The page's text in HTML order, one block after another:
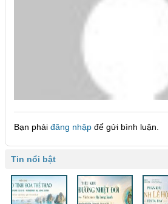
Tháng 12 12, 2020 at 8:32 chiều
0977083999
KHU NÀY BSO GIO CÓ SAN PHẨM
Bạn phải đăng nhập để gửi bình luận.
Tin nổi bật